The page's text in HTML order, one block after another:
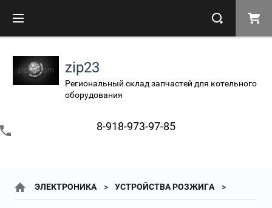
zip23
Региональный склад запчастей для котельного
оборудования
8-918-973-97-85
ЭЛЕКТРОНИКА УСТРОЙСТВА РОЗЖИГА